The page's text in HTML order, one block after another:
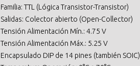
Familia: TTL (Lógica Transistor-Transistor)
Salidas: Colector abierto (Open-Collector)
Tensión Alimentación Mín.: 4.75 V
Tensión Alimentación Máx.: 5.25 V
Encapsulado DIP de 14 pines (también SOIC)